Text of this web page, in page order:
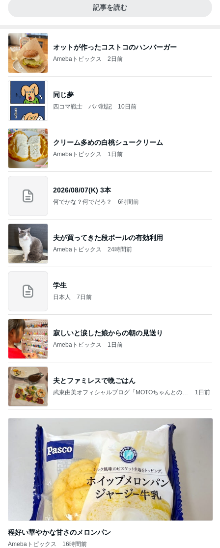
記事を読む
オットが作ったコストコのハンバーガー
Amebaトピックス 2日前
同じ夢
四コマ戦士 パパ戦記 10日前
クリーム多めの白桃シュークリーム
Amebaトピックス 1日前
2026/08/07(K) 3本
何でかな？何でだろ？ 6時間前
夫が買ってきた段ボールの有効利用
Amebaトピックス 24時間前
学生
日本人 7日前
寂しいと涙した娘からの朝の見送り
Amebaトピックス 1日前
夫とファミレスで晩ごはん
武東由美オフィシャルブログ「MOTOちゃんとのは
1日前
程好い華やかな甘さのメロンパン
Amebaトピックス 16時間前